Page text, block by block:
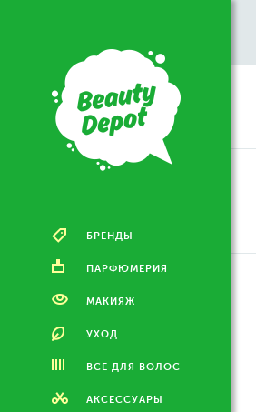
БРЕНДЫ
ПАРФЮМЕРИЯ
МАКИЯЖ
УХОД
ВСЕ ДЛЯ ВОЛОС
АКСЕССУАРЫ